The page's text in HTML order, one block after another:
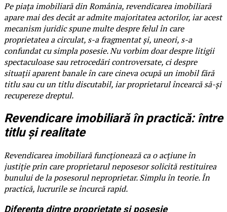
Pe piața imobiliară din România, revendicarea imobiliară
apare mai des decât ar admite majoritatea actorilor, iar acest
mecanism juridic spune multe despre felul în care
proprietatea a circulat, s-a fragmentat și, uneori, s-a
confundat cu simpla posesie. Nu vorbim doar despre litigii
spectaculoase sau retrocedări controversate, ci despre
situații aparent banale în care cineva ocupă un imobil fără
titlu sau cu un titlu discutabil, iar proprietarul încearcă să-și
recupereze dreptul.
Revendicare imobiliară în practică: între
titlu și realitate
Revendicarea imobiliară funcționează ca o acțiune în
justiție prin care proprietarul neposesor solicită restituirea
bunului de la posesorul neproprietar. Simplu în teorie. În
practică, lucrurile se încurcă rapid.
Diferența dintre proprietate și posesie